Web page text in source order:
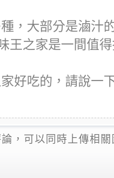
，大部分是滷汁
王之家是一間值
好吃的，請說一